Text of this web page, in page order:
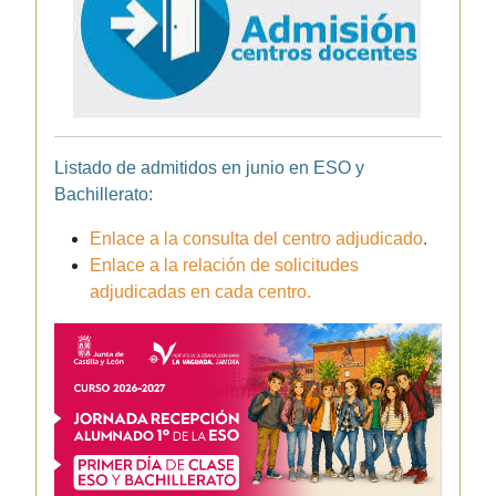
Listado de admitidos en junio en ESO y
Bachillerato:
Enlace a la consulta del centro adjudicado.
Enlace a la relación de solicitudes
adjudicadas en cada centro.